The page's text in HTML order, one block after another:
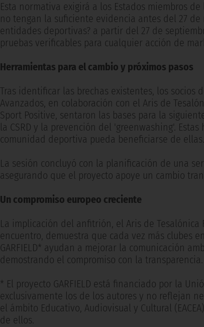
Esta normativa exigirá a los Estados miembros
no tengan la suficiente evidencia antes del 27 de
entidades deportivas? a partir del 27 de
pruebas verificables para cualquier acción de
Herramientas para el cambio y próximos pasos
Tras identificar las brechas existentes, los
Avanzados, en colaboración con el Aris de
Sport Positive, sentaron las bases para la
la CSRD y la prevención del 'greenwashing'.
comunidad deportiva pueda beneficiarse de ellas.
La sesión concluyó con la planificación de una
asegurando que el proyecto apoye un cambio
Un compromiso europeo creciente
La implicación del anfitrión, el Aris de Tesalónica
encuentro, demuestra que cada vez más clubes
GARFIELD* ayudan a mejorar la comunicación
demostrando el compromiso con la transparencia.
* El proyecto GARFIELD está financiado por la
exclusivamente los de los autores y no reflejan
el ámbito Educativo, Audiovisual y Cultural
de ellos.